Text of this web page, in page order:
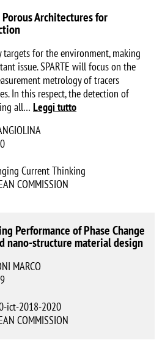
Architectures for
targets for the environment, making
issue. SPARTE will focus on the
metrology of tracers
In this respect, the detection of
all… Leggi tutto
Current Thinking
COMMISSION
Performance of Phase Change
nano-structure material design
MARCO
ict-2018-2020
COMMISSION